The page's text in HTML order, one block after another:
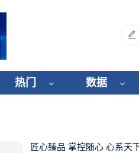
热门 数据
匠心臻品 掌控随心 心系天